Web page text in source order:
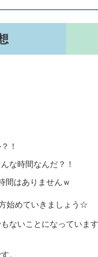
！
な時間なんだ？！
間はありませんｗ
始めていきましょう☆
ないことになっていま
。